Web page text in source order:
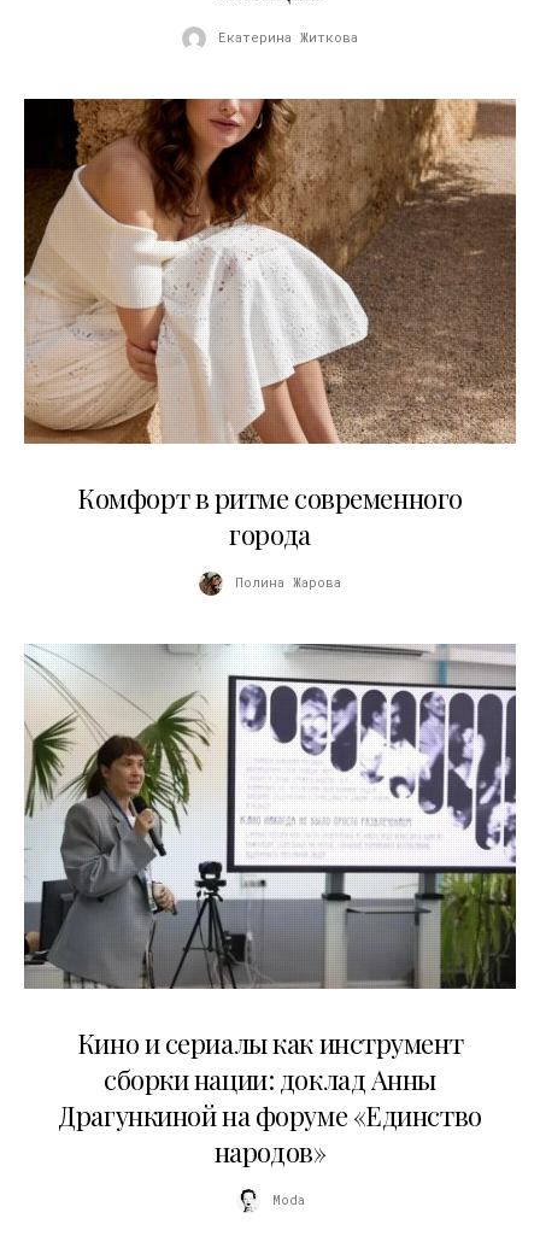
Екатерина Житкова
Комфорт в ритме современного
города
Полина Жарова
Кино и сериалы как инструмент
сборки нации: доклад Анны
Драгункиной на форуме «Единство
народов»
Moda